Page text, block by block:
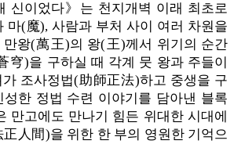
신이었다》는 천지개벽 이래 최초로
마(魔), 사람과 부처 사이 여러 차원을
만왕(萬王)의 왕(王)께서 위기의 순간
穹)을 구하실 때 각계 뭇 왕과 주들이
조사정법(助師正法)하고 중생을 구
한 정법 수련 이야기를 담아낸 블록
만고에도 만나기 힘든 위대한 시대에
人間)을 위한 한 부의 영원한 기억으